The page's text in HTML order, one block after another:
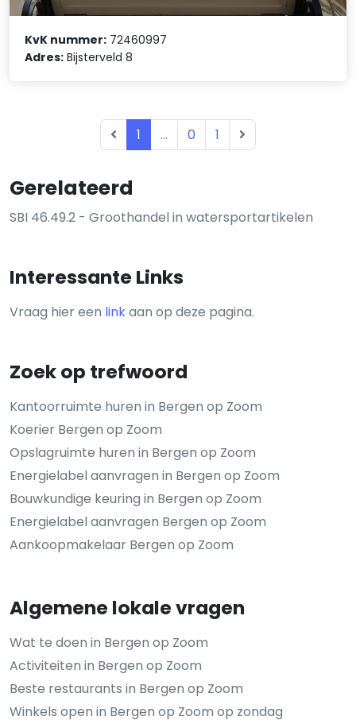
Gerelateerd
SBI 46.49.2 - Groothandel in watersportartikelen
Interessante Links
Vraag hier een linkaan op deze pagina.
Zoek op trefwoord
Kantoorruimte huren in Bergen op Zoom
Koerier Bergen op Zoom
Opslagruimte huren in Bergen op Zoom
Energielabel aanvragen in Bergen op Zoom
Bouwkundige keuring in Bergen op Zoom
Energielabel aanvragen Bergen op Zoom
Aankoopmakelaar Bergen op Zoom
Algemene lokale vragen
Wat te doen in Bergen op Zoom
Activiteiten in Bergen op Zoom
Beste restaurants in Bergen op Zoom
Winkels open in Bergen op Zoom op zondag
KvK nummer: 72460997
Adres: Bijsterveld 8
1 ... 0 1